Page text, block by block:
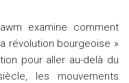
examine comment
révolution bourgeoise »
pour aller au-delà du
les mouvements